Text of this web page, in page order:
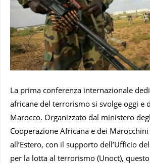
La prima conferenza internazionale
africane del terrorismo si svolge oggi e
Marocco. Organizzato dal ministero
Cooperazione Africana e dei Marocchini
all’Estero, con il supporto dell’Ufficio
per la lotta al terrorismo (Unoct),